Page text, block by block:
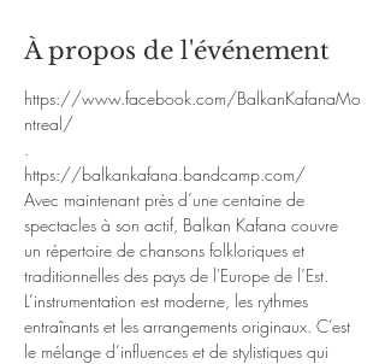
À propos de l'événement
https://www.facebook.com/BalkanKafanaMo
ntreal/
.
https://balkankafana.bandcamp.com/
Avec maintenant près d’une centaine de
spectacles à son actif, Balkan Kafana couvre
un répertoire de chansons folkloriques et
traditionnelles des pays de l'Europe de l’Est.
L’instrumentation est moderne, les rythmes
entraînants et les arrangements originaux. C’est
le mélange d’influences et de stylistiques qui